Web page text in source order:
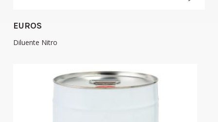
EUROS
Diluente Nitro